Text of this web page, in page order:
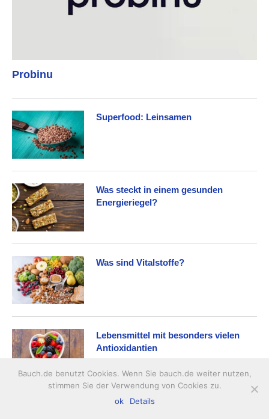
Probinu
Superfood: Leinsamen
Was steckt in einem gesunden
Energieriegel?
Was sind Vitalstoffe?
Lebensmittel mit besonders vielen
Antioxidantien
Bauch.de benutzt Cookies. Wenn Sie bauch.de weiter nutzen,
stimmen Sie der Verwendung von Cookies zu.
ok
Details